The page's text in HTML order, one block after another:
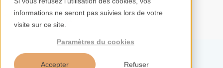
informations ne seront pas suivies lors de votre
visite sur ce site.
Paramètres du cookies
Accepter Refuser
FR